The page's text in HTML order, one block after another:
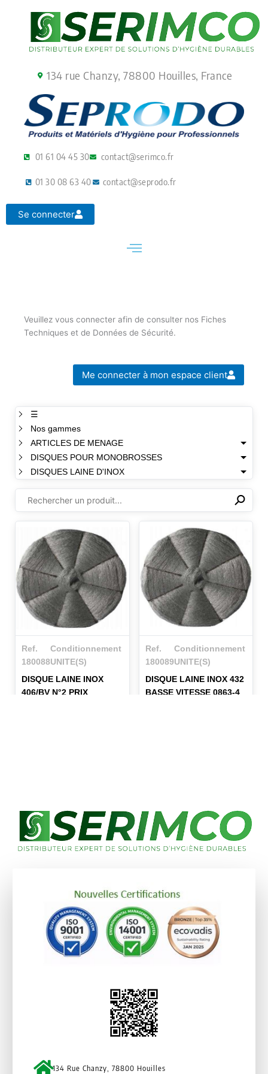
134 rue Chanzy, 78800 Houilles, France
01 61 04 45 30 contact@serimco.fr
01 30 08 63 40 contact@seprodo.fr
Se connecter
Veuillez vous connecter afin de consulter nos Fiches
Techniques et de Données de Sécurité.
Me connecter à mon espace client
☰
Nos gammes
ARTICLES DE MENAGE
DISQUES POUR MONOBROSSES
DISQUES LAINE D'INOX
⚲
Ref.
180088
Conditionnement
UNITE(S)
DISQUE LAINE INOX
406/BV N°2 PRIX
Ref.
180089
Conditionnement
UNITE(S)
DISQUE LAINE INOX 432
BASSE VITESSE 0863-4
134 Rue Chanzy, 78800 Houilles